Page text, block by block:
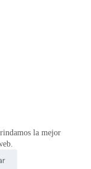
la mejor